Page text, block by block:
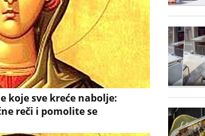
koje sve kreće nabolje:
reči i pomolite se